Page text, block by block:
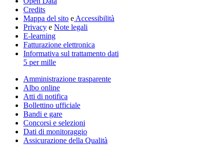
Credits
Mappa del sito e Accessibilità
Privacy e Note legali
E-learning
Fatturazione elettronica
Informativa sul trattamento dati
5 per mille
Amministrazione trasparente
Albo online
Atti di notifica
Bollettino ufficiale
Bandi e gare
Concorsi e selezioni
Dati di monitoraggio
Assicurazione della Qualità